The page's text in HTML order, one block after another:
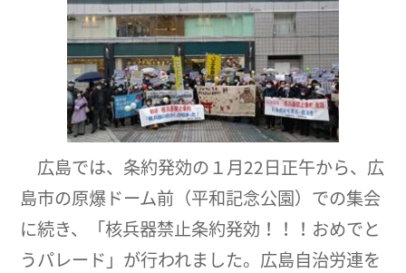
広島では、条約発効の１月22日正午から、広
島市の原爆ドーム前（平和記念公園）での集会
に続き、「核兵器禁止条約発効！！！おめでと
うパレード」が行われました。広島自治労連を